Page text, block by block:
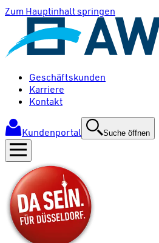
Zum Hauptinhalt springen
Geschäftskunden
Karriere
Kontakt
Kundenportal Suche öffnen